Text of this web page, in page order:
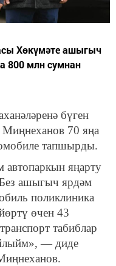
Хөкүмәте ашыгыч
800 млн сумнан
бүген
Миңнеханов 70 яңа
тапшырды.
яңарту
ашыгыч ярдәм
поликлиника
өчен 43
табиблар
— диде